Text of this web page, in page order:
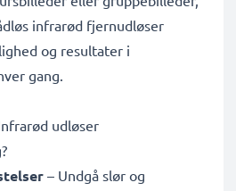
infrarød fjernudløser
og resultater i
gang.
udløser
– Undgå slør og